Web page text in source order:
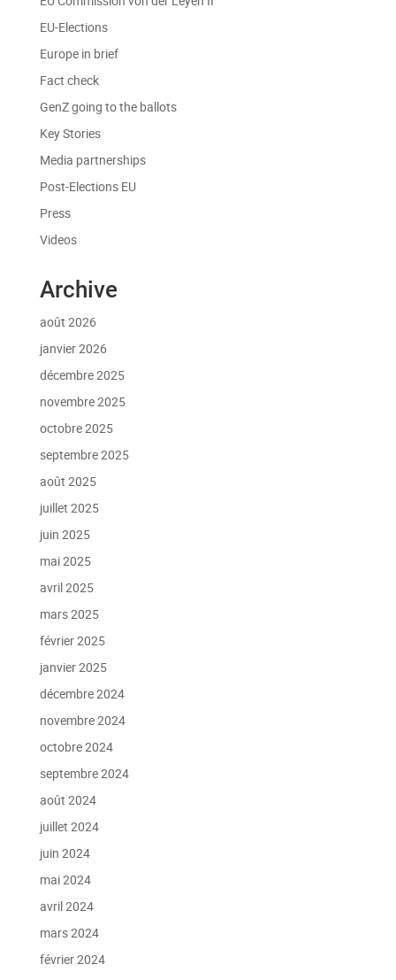
EU-Elections
Europe in brief
Fact check
GenZ going to the ballots
Key Stories
Media partnerships
Post-Elections EU
Press
Videos
Archive
août 2026
janvier 2026
décembre 2025
novembre 2025
octobre 2025
septembre 2025
août 2025
juillet 2025
juin 2025
mai 2025
avril 2025
mars 2025
février 2025
janvier 2025
décembre 2024
novembre 2024
octobre 2024
septembre 2024
août 2024
juillet 2024
juin 2024
mai 2024
avril 2024
mars 2024
février 2024